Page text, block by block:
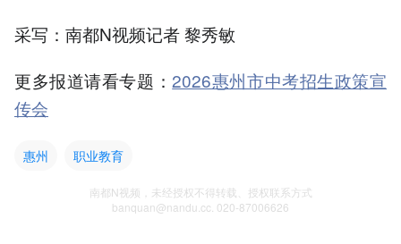
采写：南都N视频记者 黎秀敏
更多报道请看专题：2026惠州市中考招生政策宣
传会
惠州 职业教育
南都N视频，未经授权不得转载、授权联系方式
banquan@nandu.cc. 020-87006626